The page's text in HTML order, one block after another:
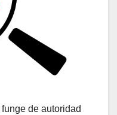
funge de autoridad